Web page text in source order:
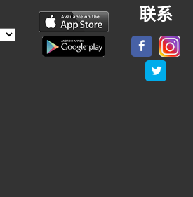
联系